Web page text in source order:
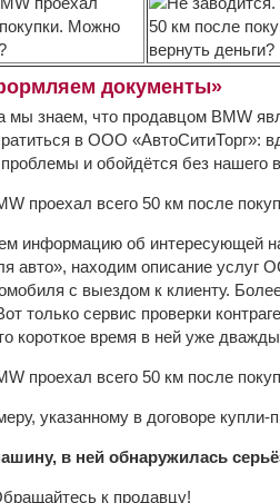
документы»
мы знаем, что продавцом BMW
в ООО «АвтоСитиТорг»:
и обойдётся без нашего
информацию об интересующей
авто», находим описание
с выездом к клиенту.
только сервис проверки
короткое время в ней уже
указанному в договоре купли-
в ней обнаружилась
к продавцу!